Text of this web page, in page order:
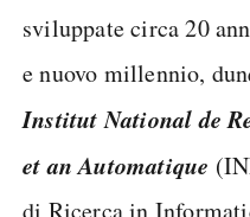
sviluppate circa 20
e nuovo millennio,
Institut National de
et an Automatique
di Ricerca in